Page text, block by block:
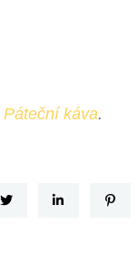
Páteční káva.